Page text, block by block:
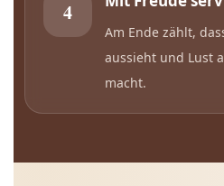
4
Am Ende zählt,
aussieht und Lust
macht.